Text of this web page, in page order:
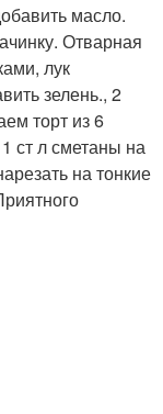
масло.
Отварная
лук
зелень., 2
торт из 6
ст л сметаны на
на тонкие